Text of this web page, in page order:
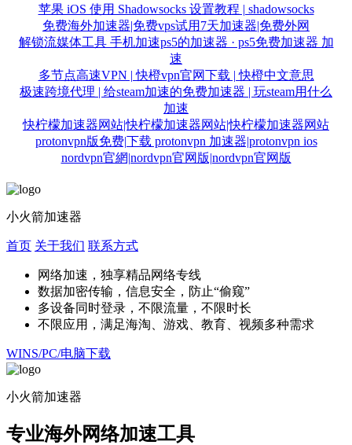
苹果 iOS 使用 Shadowsocks 设置教程 | shadowsocks
免费海外加速器|免费vps试用7天加速器|免费外网
解锁流媒体工具 手机加速ps5的加速器 · ps5免费加速器 加
速
多节点高速VPN | 快橙vpn官网下载 | 快橙中文意思
极速跨境代理 | 给steam加速的免费加速器 | 玩steam用什么
加速
快柠檬加速器网站|快柠檬加速器网站|快柠檬加速器网站
protonvpn版免费|下载 protonvpn 加速器|protonvpn ios
nordvpn官網|nordvpn官网版|nordvpn官网版
小火箭加速器
首页 关于我们 联系方式
网络加速，独享精品网络专线
数据加密传输，信息安全，防止“偷窥”
多设备同时登录，不限流量，不限时长
不限应用，满足海淘、游戏、教育、视频多种需求
WINS/PC/电脑下载
小火箭加速器
专业海外网络加速工具